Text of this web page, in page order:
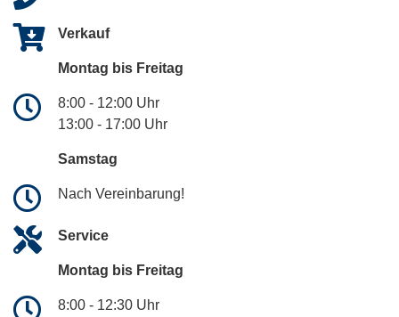
Verkauf
Montag bis Freitag
8:00 - 12:00 Uhr
13:00 - 17:00 Uhr
Samstag
Nach Vereinbarung!
Service
Montag bis Freitag
8:00 - 12:30 Uhr